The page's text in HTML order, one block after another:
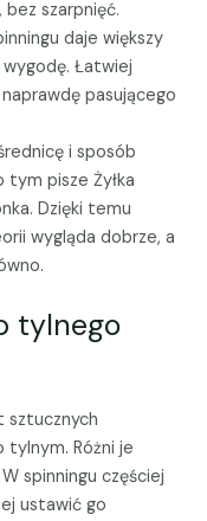
szarpnięć.
daje większy
wygodę. Łatwiej
pasującego
i sposób
tym piszeŻyłka
. Dzięki temu
wygląda dobrze, a
tylnego
sztucznych
Różni je
spinningu częściej
ustawić go